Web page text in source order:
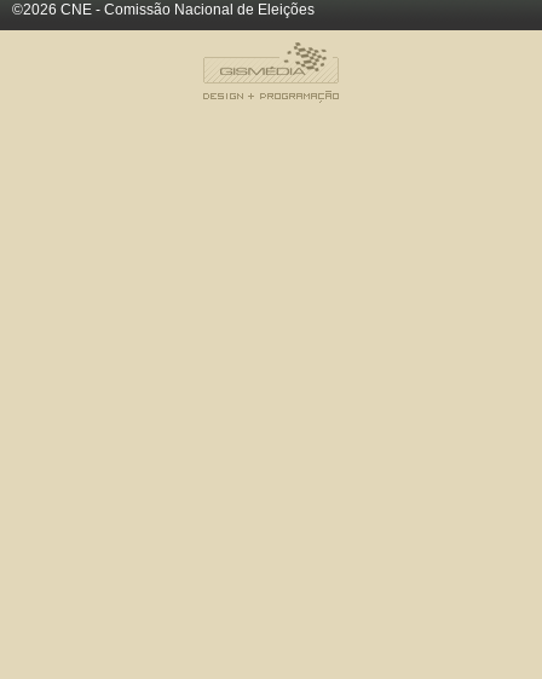
©2026 CNE - Comissão Nacional de Eleições